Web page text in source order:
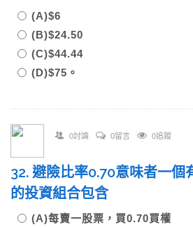
(A)$6
(B)$24.50
(C)$44.44
(D)$75。
0討論 0留言 0追蹤
32. 避險比率0.70意味者一個
的投資組合包含
(A)每賣一股票，買0.70買權